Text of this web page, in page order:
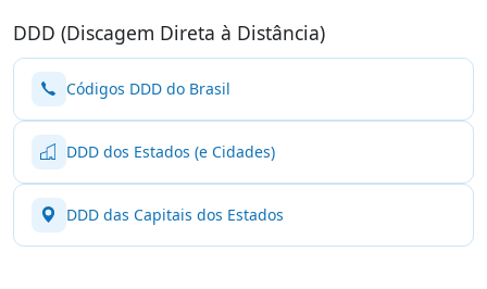
DDD (Discagem Direta à Distância)
Códigos DDD do Brasil
DDD dos Estados (e Cidades)
DDD das Capitais dos Estados